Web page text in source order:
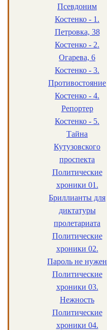
Псевдоним
Костенко - 1.
Петровка, 38
Костенко - 2.
Огарева, 6
Костенко - 3.
Противостояние
Костенко - 4.
Репортер
Костенко - 5.
Тайна
Кутузовского
проспекта
Политические
хроники 01.
Бриллианты для
диктатуры
пролетариата
Политические
хроники 02.
Пароль не нужен
Политические
хроники 03.
Нежность
Политические
хроники 04.